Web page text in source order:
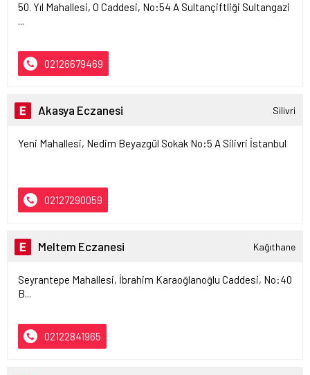
50. Yıl Mahallesi, O Caddesi, No:54 A Sultançiftliği Sultangazi
...
02126679469
Akasya Eczanesi Silivri
Yeni Mahallesi, Nedim Beyazgül Sokak No:5 A Silivri İstanbul
02127290059
Meltem Eczanesi Kağıthane
Seyrantepe Mahallesi, İbrahim Karaoğlanoğlu Caddesi, No:40
B...
02122841965